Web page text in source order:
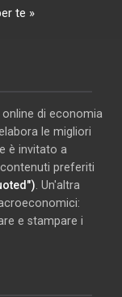
te »
di economia
le migliori
è invitato a
preferiti
. Un'altra
e stampare i